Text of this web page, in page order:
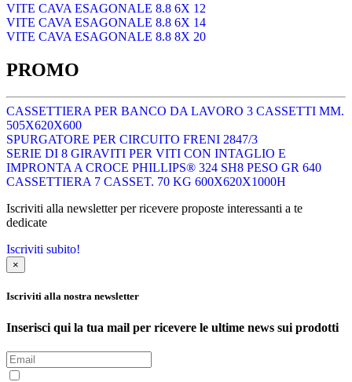
VITE CAVA ESAGONALE 8.8 6X 12
VITE CAVA ESAGONALE 8.8 6X 14
VITE CAVA ESAGONALE 8.8 8X 20
PROMO
CASSETTIERA PER BANCO DA LAVORO 3 CASSETTI MM.
505X620X600
SPURGATORE PER CIRCUITO FRENI 2847/3
SERIE DI 8 GIRAVITI PER VITI CON INTAGLIO E
IMPRONTA A CROCE PHILLIPS® 324 SH8 PESO GR 640
CASSETTIERA 7 CASSET. 70 KG 600X620X1000H
Iscriviti alla newsletter per ricevere proposte interessanti a te
dedicate
Iscriviti subito!
×
Iscriviti alla nostra newsletter
Inserisci qui la tua mail per ricevere le ultime news sui prodotti